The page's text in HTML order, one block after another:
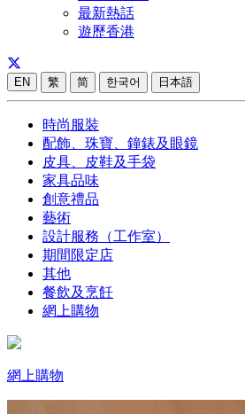
最新熱話
遊歷香港
EN 繁 简 한국어 日本語
時尚服裝
配飾、珠寶、鐘錶及眼鏡
皮具、皮鞋及手袋
家具品味
創意禮品
藝術
設計服務（工作室）
期間限定店
其他
餐飲及烹飪
網上購物
網上購物